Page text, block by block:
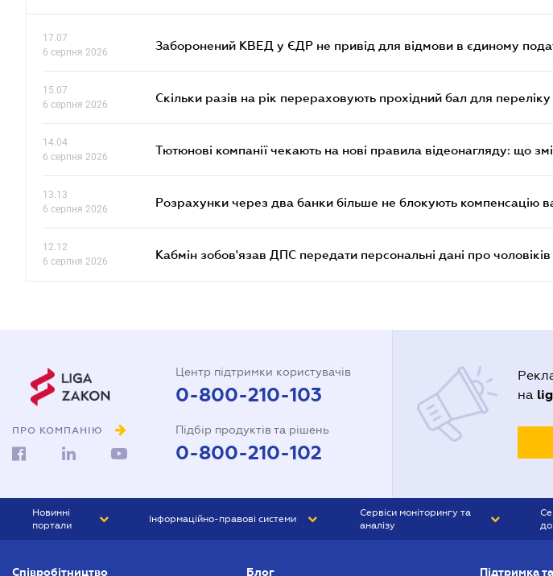
17.07
6 серпня 2026
Заборонений КВЕД у ЄДР не привід для відмови в єдиному
15.07
6 серпня 2026
Скільки разів на рік перераховують прохідний бал для переліку
14.04
6 серпня 2026
Тютюнові компанії чекають на нові правила відеонагляду: що
13.13
6 серпня 2026
Розрахунки через два банки більше не блокують компенсацію
12.12
6 серпня 2026
Кабмін зобов'язав ДПС передати персональні дані про
ПРО КОМПАНІЮ
Центр підтримки користувачів
0-800-210-103
Підбір продуктів та рішень
0-800-210-102
на
Новинні
портали
Інформаційно-правові системи
Сервіси моніторингу та
аналізу
Співробітництво Блог Підтримка